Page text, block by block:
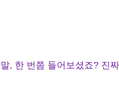
, 한 번쯤 들어보셨죠? 진